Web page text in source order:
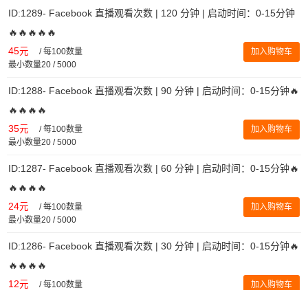
ID:1289- Facebook 直播观看次数 | 120 分钟 | 启动时间：0-15分钟
🔥🔥🔥🔥🔥
45元 /每100数量
最小数量20 / 5000
加入购物车
ID:1288- Facebook 直播观看次数 | 90 分钟 | 启动时间：0-15分钟🔥
🔥🔥🔥🔥
35元 /每100数量
最小数量20 / 5000
加入购物车
ID:1287- Facebook 直播观看次数 | 60 分钟 | 启动时间：0-15分钟🔥
🔥🔥🔥🔥
24元 /每100数量
最小数量20 / 5000
加入购物车
ID:1286- Facebook 直播观看次数 | 30 分钟 | 启动时间：0-15分钟🔥
🔥🔥🔥🔥
12元 /每100数量
加入购物车